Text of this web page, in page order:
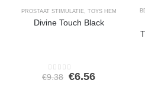
PROSTAAT STIMULATIE, TOYS HEM
Divine Touch Black
0out of 5
€9.38 Oorspronkelijke
€6.56Huidige